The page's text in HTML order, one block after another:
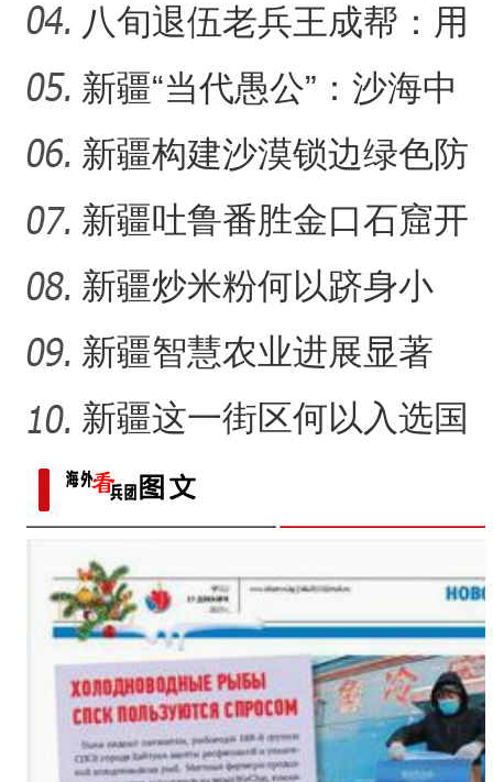
变
机械化播种
八旬退伍老兵王成帮：用
半生光阴为城市披绿装
新疆“当代愚公”：沙海中
41载“凿”34公里“绿色
新疆构建沙漠锁边绿色防
护带 从“锁边绿化”到“产
新疆吐鲁番胜金口石窟开
放有何特殊意义？
新疆炒米粉何以跻身小
吃“顶流”？
新疆智慧农业进展显著
新疆这一街区何以入选国
家级旅游休闲街区名单？